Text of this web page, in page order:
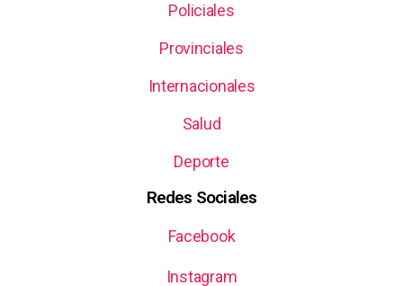
Policiales
Provinciales
Internacionales
Salud
Deporte
Redes Sociales
Facebook
Instagram